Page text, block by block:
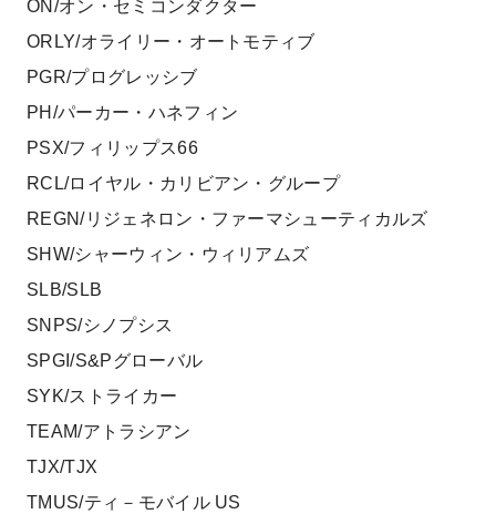
ON/オン・セミコンダクター
ORLY/オライリー・オートモティブ
PGR/プログレッシブ
PH/パーカー・ハネフィン
PSX/フィリップス66
RCL/ロイヤル・カリビアン・グループ
REGN/リジェネロン・ファーマシューティカルズ
SHW/シャーウィン・ウィリアムズ
SLB/SLB
SNPS/シノプシス
SPGI/S&Pグローバル
SYK/ストライカー
TEAM/アトラシアン
TJX/TJX
TMUS/ティ－モバイル US